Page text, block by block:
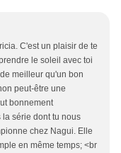
C'est un plaisir de te
le soleil avec toi
meilleur qu'un bon
peut-être une
bonnement
série dont tu nous
chez Nagui. Elle
en même temps; <br